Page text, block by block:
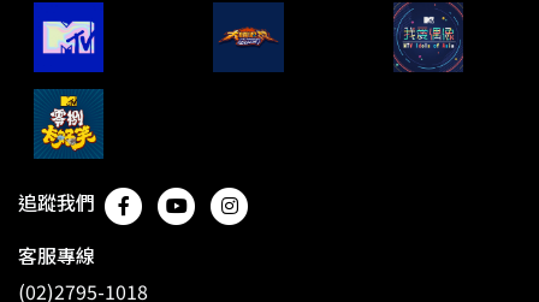
追蹤我們
客服專線
(02)2795-1018